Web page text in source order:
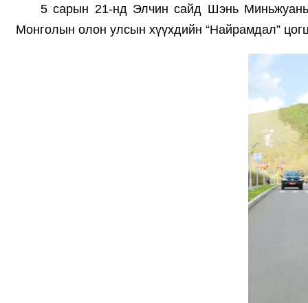
5 сарын 21-нд Элчин сайд Шэнь
Монголын олон улсын хүүхдийн “Найрамдал”